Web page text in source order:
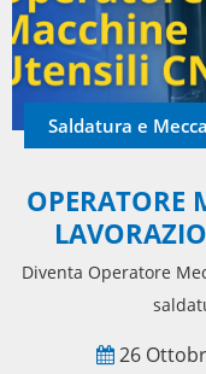
Saldatura e
OPERATORE
Diventa Operatore
26